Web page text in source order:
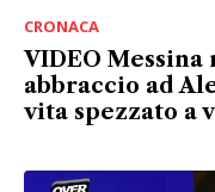
CRONACA
VIDEO
abbraccio ad
vita spezzato a